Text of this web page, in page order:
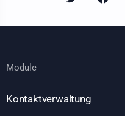
Module
Kontaktverwaltung